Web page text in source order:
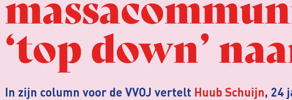
‘top down’
In zijn column voor de VVOJ vertelt Huub Schuijn, 24